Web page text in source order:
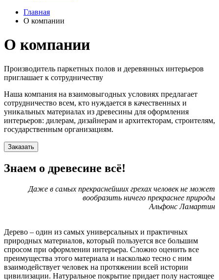
Главная
О компании
О компании
Производитель паркетных полов и деревянных интерьеров
приглашает к сотрудничеству
Наша компания на взаимовыгодных условиях предлагает
сотрудничество всем, кто нуждается в качественных и
уникальных материалах из древесины для оформления
интерьеров: дилерам, дизайнерам и архитекторам, строителям,
государственным организациям.
Заказать
Знаем о древесине всё!
Даже в самых прекраснейших грехах человек не может
вообразить ничего прекраснее природы
Альфонс Ламартин
Дерево – один из самых универсальных и практичных
природных материалов, который пользуется все большим
спросом при оформлении интерьера. Сложно оценить все
преимущества этого материала и насколько тесно с ним
взаимодействует человек на протяжении всей истории
цивилизации. Натуральное покрытие придает полу настоящее